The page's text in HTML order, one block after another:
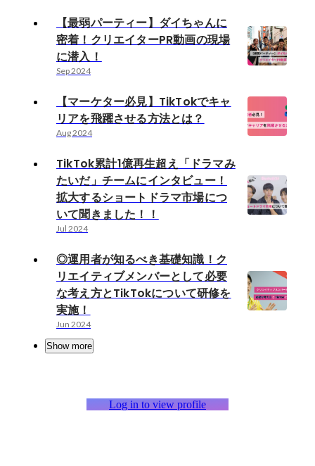
【最弱パーティー】ダイちゃんに
密着！クリエイターPR動画の現場
に潜入！
Sep 2024
【マーケター必見】TikTokでキャ
リアを飛躍させる方法とは？
Aug 2024
TikTok累計1億再生超え「ドラマみ
たいだ」チームにインタビュー！
拡大するショートドラマ市場につ
いて聞きました！！
Jul 2024
◎運用者が知るべき基礎知識！ク
リエイティブメンバーとして必要
な考え方とTikTokについて研修を
実施！
Jun 2024
Show more
Log in to view profile